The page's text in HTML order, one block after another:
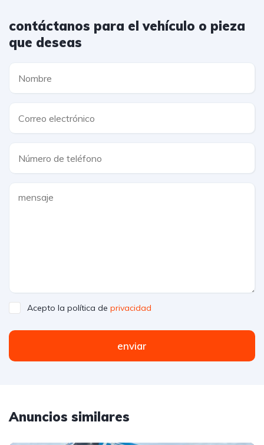
contáctanos para el vehículo o pieza
que deseas
Acepto la política de privacidad
enviar
Anuncios similares